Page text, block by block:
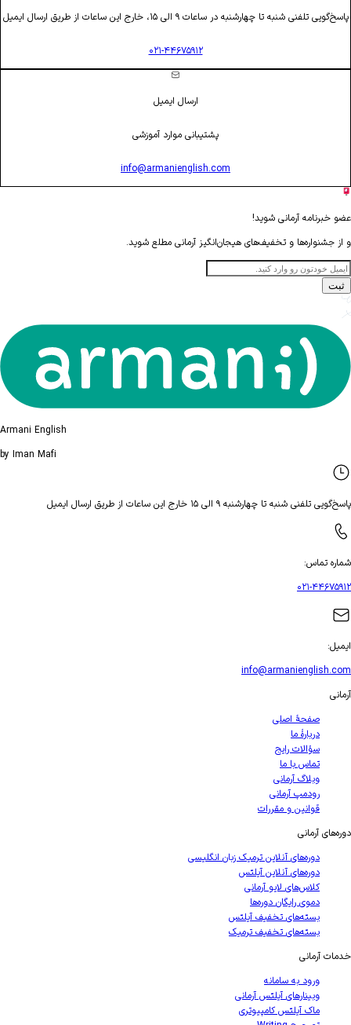
پاسخ‌گویی تلفنی شنبه تا چهارشنبه در ساعات ۹ الی ۱۵، خارج این ساعات از طریق ارسال ایمیل
۰۲۱-۴۴۶۷۵۹۱۲
ارسال ایمیل
پشتیبانی موارد آموزشی
info@armanienglish.com
عضو خبرنامه آرمانی شوید!
و از جشنواره‌ها و تخفیف‌های هیجان‌انگیز آرمانی مطلع شوید.
ثبت
Armani English
by Iman Mafi
پاسخ‌گویی تلفنی شنبه تا چهارشنبه ۹ الی ۱۵ خارج این ساعات از طریق ارسال ایمیل
شماره تماس:
۰۲۱-۴۴۶۷۵۹۱۲
ایمیل:
info@armanienglish.com
آرمانی
صفحهٔ اصلی
دربارهٔ ما
سؤالات رایج
تماس با ما
وبلاگ آرمانی
رودمپ آرمانی
قوانین و مقررات
دوره‌های آرمانی
دوره‌های آنلاین ترمیک زبان انگلیسی
دوره‌های آنلاین آیلتس
کلاس‌های لایو آرمانی
دموی رایگان دوره‌ها
بسته‌های تخفیف آیلتس
بسته‌های تخفیف ترمیک
خدمات آرمانی
ورود به سامانه
وبینارهای آیلتس آرمانی
ماک آیلتس کامپیوتری